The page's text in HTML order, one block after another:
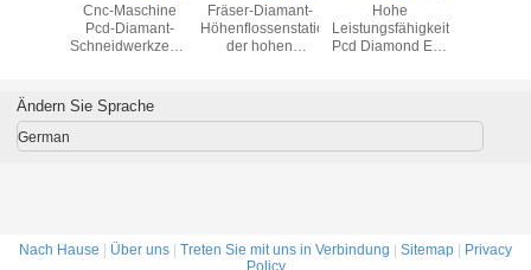
Cnc-Maschine
Pcd-Diamant-
Schneidwerkzeug-
Drehenwerkzeug
Fräser-Diamant-
Höhenflossenstationseinzelschneidwerkzeug
der hohen
Hohe
Leistungsfähigkeit
Pcd Diamond End
Ändern Sie Sprache
German
Nach Hause | Über uns | Treten Sie mit uns in Verbindung | Sitemap | Privacy
Policy